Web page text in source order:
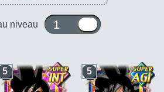
niveau 1 ou 10
5 5